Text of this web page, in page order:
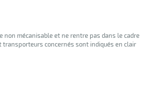
mécanisable et ne rentre pas dans le cadre
transporteurs concernés sont indiqués en clair